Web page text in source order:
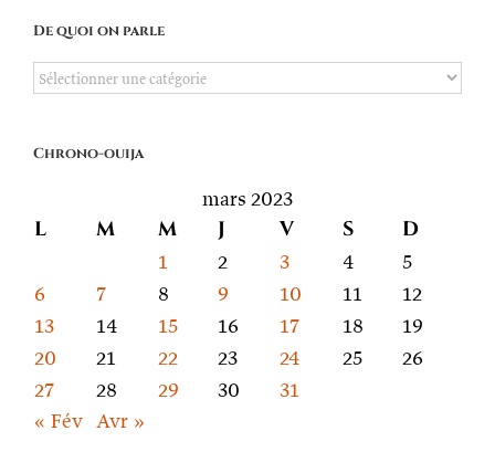
De quoi on parle
De
parle
Chrono-ouija
mars 2023
L M M J V S D
1 2 3 4
5
6
7 8 9 10 11
12
13
14 15 16 17 18
19
20
21 22 23 24 25
26
27
28 29 30
31
« Fév Avr »